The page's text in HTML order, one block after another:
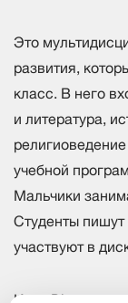
Это
развития,
класс. В него
и литература,
учебной
Мальчики
Студенты
участвуют в